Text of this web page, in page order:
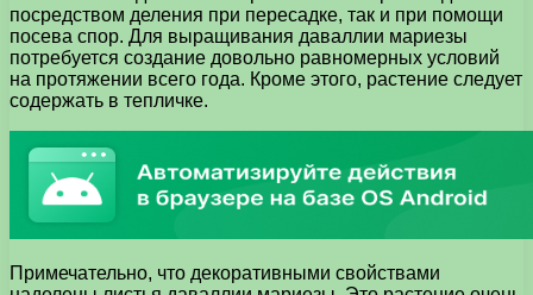
посредством деления при пересадке, так и при помощи
посева спор. Для выращивания даваллии мариезы
потребуется создание довольно равномерных условий
на протяжении всего года. Кроме этого, растение следует
содержать в тепличке.
Примечательно, что декоративными свойствами